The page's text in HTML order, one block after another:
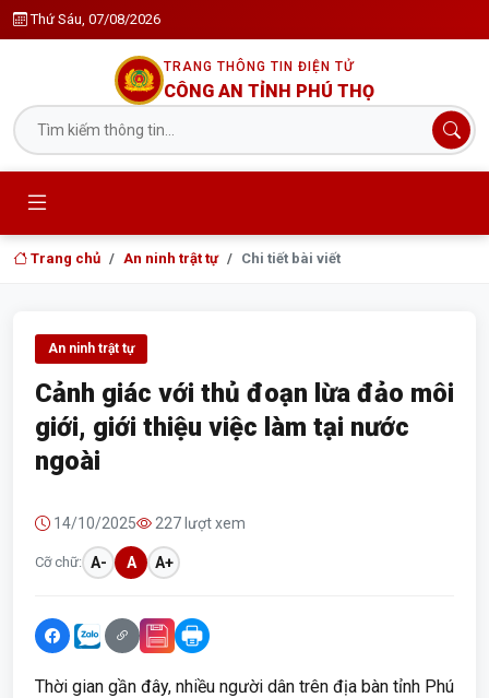
Thứ Sáu, 07/08/2026
TRANG THÔNG TIN ĐIỆN TỬ
CÔNG AN TỈNH PHÚ THỌ
Trang chủ An ninh trật tự Chi tiết bài viết
An ninh trật tự
Cảnh giác với thủ đoạn lừa đảo môi
giới, giới thiệu việc làm tại nước
ngoài
14/10/2025 227 lượt xem
Cỡ chữ: A- A A+
Thời gian gần đây, nhiều người dân trên địa bàn tỉnh Phú